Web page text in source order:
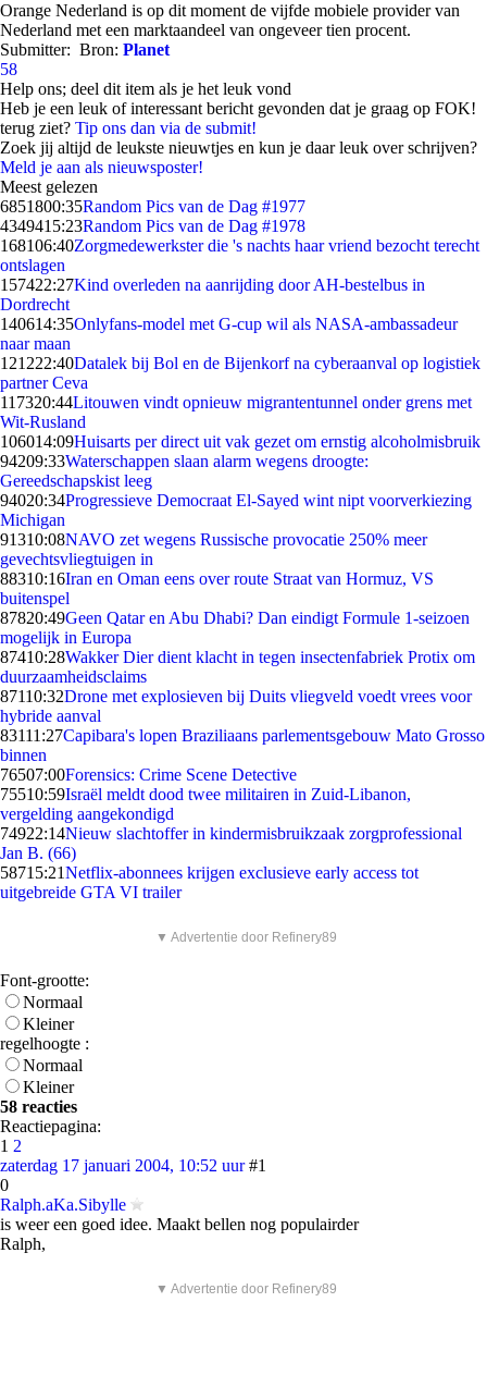
Orange Nederland is op dit moment de vijfde mobiele provider van
Nederland met een marktaandeel van ongeveer tien procent.
Submitter: Bron: Planet
58
Help ons; deel dit item als je het leuk vond
Heb je een leuk of interessant bericht gevonden dat je graag op FOK!
terug ziet? Tip ons dan via de submit!
Zoek jij altijd de leukste nieuwtjes en kun je daar leuk over schrijven?
Meld je aan als nieuwsposter!
Meest gelezen
6851800:35Random Pics van de Dag #1977
4349415:23Random Pics van de Dag #1978
168106:40Zorgmedewerkster die 's nachts haar vriend bezocht terecht
ontslagen
157422:27Kind overleden na aanrijding door AH-bestelbus in
Dordrecht
140614:35Onlyfans-model met G-cup wil als NASA-ambassadeur
naar maan
121222:40Datalek bij Bol en de Bijenkorf na cyberaanval op logistiek
partner Ceva
117320:44Litouwen vindt opnieuw migrantentunnel onder grens met
Wit-Rusland
106014:09Huisarts per direct uit vak gezet om ernstig alcoholmisbruik
94209:33Waterschappen slaan alarm wegens droogte:
Gereedschapskist leeg
94020:34Progressieve Democraat El-Sayed wint nipt voorverkiezing
Michigan
91310:08NAVO zet wegens Russische provocatie 250% meer
gevechtsvliegtuigen in
88310:16Iran en Oman eens over route Straat van Hormuz, VS
buitenspel
87820:49Geen Qatar en Abu Dhabi? Dan eindigt Formule 1-seizoen
mogelijk in Europa
87410:28Wakker Dier dient klacht in tegen insectenfabriek Protix om
duurzaamheidsclaims
87110:32Drone met explosieven bij Duits vliegveld voedt vrees voor
hybride aanval
83111:27Capibara's lopen Braziliaans parlementsgebouw Mato Grosso
binnen
76507:00Forensics: Crime Scene Detective
75510:59Israël meldt dood twee militairen in Zuid-Libanon,
vergelding aangekondigd
74922:14Nieuw slachtoffer in kindermisbruikzaak zorgprofessional
Jan B. (66)
58715:21Netflix-abonnees krijgen exclusieve early access tot
uitgebreide GTA VI trailer
▼ Advertentie door Refinery89
Font-grootte:
Normaal
Kleiner
regelhoogte :
Normaal
Kleiner
58 reacties
Reactiepagina:
1 2
zaterdag 17 januari 2004, 10:52 uur #1
0
Ralph.aKa.Sibylle
is weer een goed idee. Maakt bellen nog populairder
Ralph,
▼ Advertentie door Refinery89